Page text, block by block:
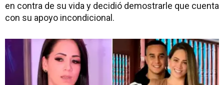
en contra de su vida y decidió demostrarle que cuenta
con su apoyo incondicional.